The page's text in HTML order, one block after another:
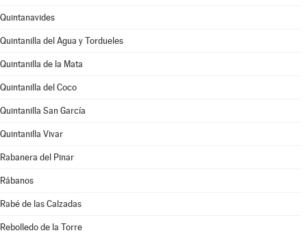
Quintanavides
Quintanilla del Agua y Tordueles
Quintanilla de la Mata
Quintanilla del Coco
Quintanilla San García
Quintanilla Vivar
Rabanera del Pinar
Rábanos
Rabé de las Calzadas
Rebolledo de la Torre